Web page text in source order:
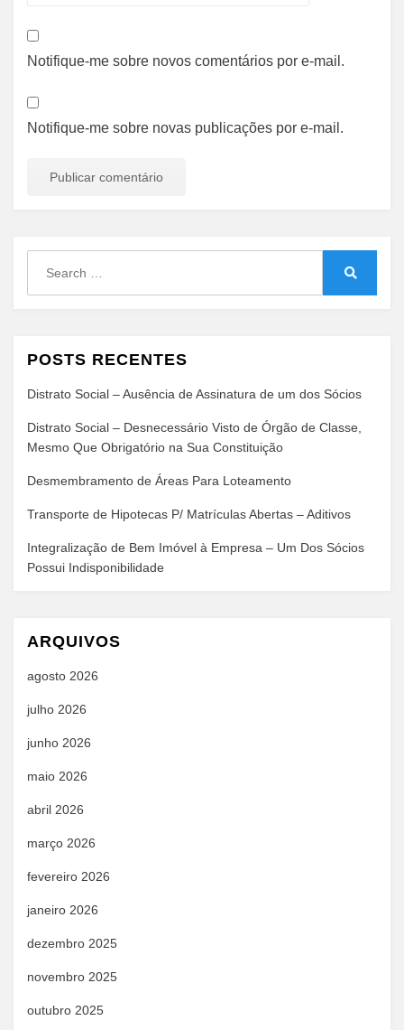
Notifique-me sobre novos comentários por e-mail.
Notifique-me sobre novas publicações por e-mail.
POSTS RECENTES
Distrato Social – Ausência de Assinatura de um dos Sócios
Distrato Social – Desnecessário Visto de Órgão de Classe,
Mesmo Que Obrigatório na Sua Constituição
Desmembramento de Áreas Para Loteamento
Transporte de Hipotecas P/ Matrículas Abertas – Aditivos
Integralização de Bem Imóvel à Empresa – Um Dos Sócios
Possui Indisponibilidade
ARQUIVOS
agosto 2026
julho 2026
junho 2026
maio 2026
abril 2026
março 2026
fevereiro 2026
janeiro 2026
dezembro 2025
novembro 2025
outubro 2025